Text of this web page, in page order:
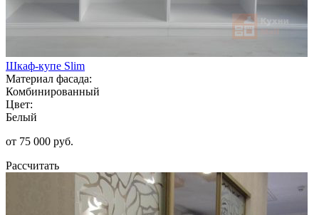
Шкаф-купе Slim
Материал фасада:
Комбинированный
Цвет:
Белый
от 75 000 руб.
Рассчитать